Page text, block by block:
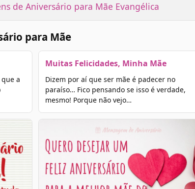
de Aniversário para Mãe Evangélica
para Mãe
a
Muitas Felicidades, Minha Mãe
Dizem por aí que ser mãe é padecer no
paraíso… Fico pensando se isso é verdade,
mesmo! Porque não vejo…